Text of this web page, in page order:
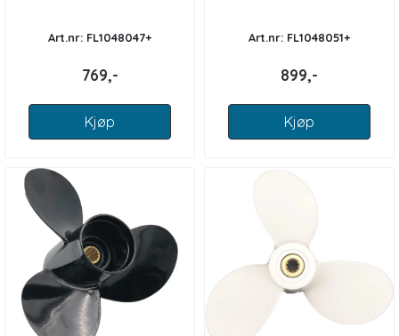
Art.nr: FL1048047+
769,-
Kjøp
Art.nr: FL1048051+
899,-
Kjøp